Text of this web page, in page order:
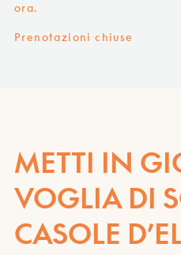
ora.
Prenotazioni chiuse
METTI IN
VOGLIA DI
CASOLE